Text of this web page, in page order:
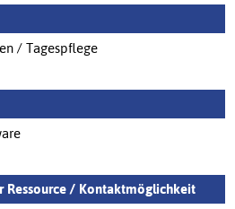
/ Tagespflege
Ressource / Kontaktmöglichkeit